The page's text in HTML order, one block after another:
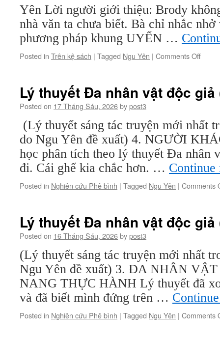
Yên Lời người giới thiệu: Brody
nhà văn ta chưa biết. Bà chỉ nhắc nhở
phương pháp khung UYỂN …
Posted in Trên kệ sách | Tagged Ngu Yên | Comments Offon
Cứu
chú
tiểu
thuyết
Lý thuyết Đa nhân vật độc giả
Posted on 17 Tháng Sáu, 2026bypost3
(Lý thuyết sáng tác truyện mới nhất
do Ngu Yên đề xuất) 4. NGƯỜI
học phân tích theo lý thuyết Đa nhân
đi. Cái ghế kia chắc hơn. …
Posted in Nghiên cứu Phê bình | Tagged Ngu Yên | Comments
Lý thuyết Đa nhân vật độc giả
Posted on 16 Tháng Sáu, 2026bypost3
(Lý thuyết sáng tác truyện mới nhất
Ngu Yên đề xuất) 3. ĐA NHÂN
NANG THỰC HÀNH Lý thuyết đã
và đã biết mình đứng trên …
Posted in Nghiên cứu Phê bình | Tagged Ngu Yên | Comments